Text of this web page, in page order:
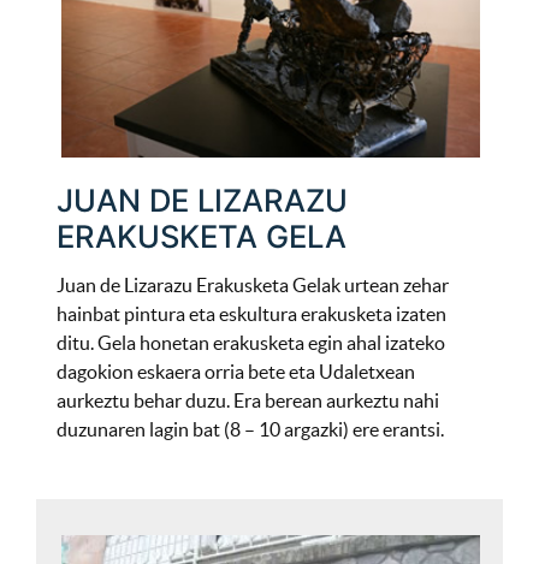
JUAN DE LIZARAZU
ERAKUSKETA GELA
Juan de Lizarazu Erakusketa Gelak urtean zehar
hainbat pintura eta eskultura erakusketa izaten
ditu. Gela honetan erakusketa egin ahal izateko
dagokion eskaera orria bete eta Udaletxean
aurkeztu behar duzu. Era berean aurkeztu nahi
duzunaren lagin bat (8 – 10 argazki) ere erantsi.